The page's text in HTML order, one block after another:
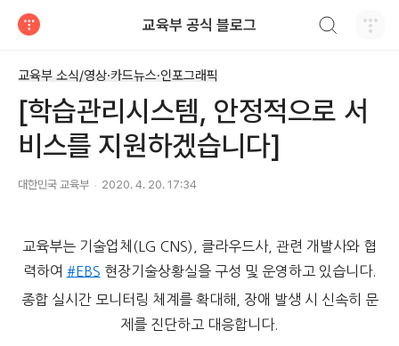
교육부 공식 블로그
교육부 소식/영상·카드뉴스·인포그래픽
[학습관리시스템, 안정적으로 서
비스를 지원하겠습니다]
대한민국 교육부 2020. 4. 20. 17:34
교육부는 기술업체(LG CNS), 클라우드사, 관련 개발사와 협
력하여 #EBS 현장기술상황실을 구성 및 운영하고 있습니다.
종합 실시간 모니터링 체계를 확대해, 장애 발생 시 신속히 문
제를 진단하고 대응합니다.